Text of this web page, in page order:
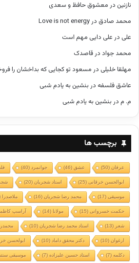
نازنین در معشوق حافظ و سعدی
محمد صادق درLove is not energy
علی در علی دایی مهم است
محمد جواد درقاصدک
مهلقا خلیلی در مسعود تو کجایی که بداخشان را
عاشق فلسفه در بنشین به یادم شبی
م. م در بنشین به یادم شبی
برچسب ها
عرفان(50) عشق(46) جوانمرد(40)
ابوالحسن خرقانی(25) استاد شجریان(20)
موسیقی(17) محمد رضا شجریان(16) ملاصدرا
حکمت خسروانی(15) مولانا (14) آراسپ
شعر (13) استاد محمد رضا شجریان(10)
ارغوان(10) دکتر محقق داماد(10) ابولحسن
دکلمه(7) استاد حسین علیزاده(7) موسیقی